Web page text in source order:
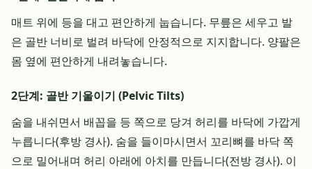
매트 위에 등을 대고 편안하게 눕습니다. 무릎은 세우고 발
은 골반 너비로 벌려 바닥에 안정적으로 지지합니다. 양팔은
몸 옆에 편안하게 내려놓습니다.
2단계: 골반 기울이기 (Pelvic Tilts)
숨을 내쉬면서 배꼽을 등 쪽으로 당겨 허리를 바닥에 가깝게
누릅니다(후방 경사). 숨을 들이마시면서 꼬리뼈를 바닥 쪽
으로 밀어내며 허리 아래에 아치를 만듭니다(전방 경사). 이